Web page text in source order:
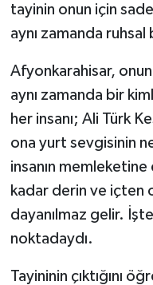
tayinin onun için
aynı zamanda
Afyonkarahisar,
aynı zamanda bir
her insanı; Ali Türk
ona yurt sevgisinin
insanın
kadar derin ve içten
dayanılmaz gelir.
noktadaydı.
Tayininin çıktığını